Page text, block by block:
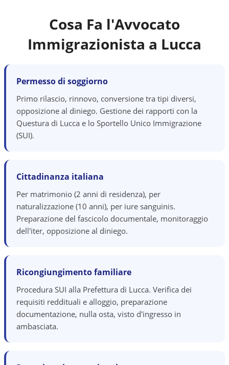
Cosa Fa l'Avvocato
Immigrazionista a Lucca
Permesso di soggiorno
Primo rilascio, rinnovo, conversione tra tipi diversi,
opposizione al diniego. Gestione dei rapporti con la
Questura di Lucca e lo Sportello Unico Immigrazione
(SUI).
Cittadinanza italiana
Per matrimonio (2 anni di residenza), per
naturalizzazione (10 anni), per iure sanguinis.
Preparazione del fascicolo documentale, monitoraggio
dell'iter, opposizione al diniego.
Ricongiungimento familiare
Procedura SUI alla Prefettura di Lucca. Verifica dei
requisiti reddituali e alloggio, preparazione
documentazione, nulla osta, visto d'ingresso in
ambasciata.